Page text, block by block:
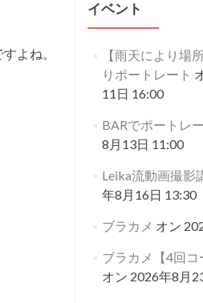
よね。
イベント
【雨天により場
りポートレート
11日 16:00
BARでポートレ
8月13日 11:00
Leika流動画撮影
年8月16日 13:30
ブラカメ オン
ブラカメ【4回コ
オン 2026年8月